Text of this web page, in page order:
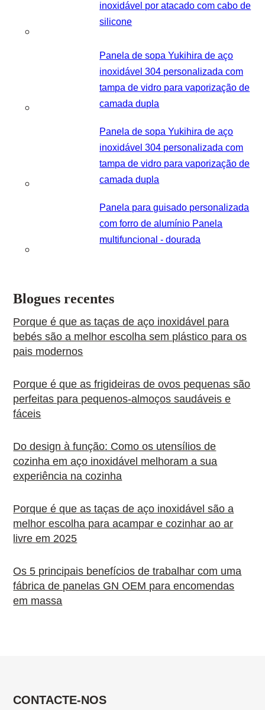
inoxidável por atacado com cabo de
silicone
Panela de sopa Yukihira de aço
inoxidável 304 personalizada com
tampa de vidro para vaporização de
camada dupla
Panela de sopa Yukihira de aço
inoxidável 304 personalizada com
tampa de vidro para vaporização de
camada dupla
Panela para guisado personalizada
com forro de alumínio Panela
multifuncional - dourada
Blogues recentes
Porque é que as taças de aço inoxidável para
bebés são a melhor escolha sem plástico para os
pais modernos
Porque é que as frigideiras de ovos pequenas são
perfeitas para pequenos-almoços saudáveis e
fáceis
Do design à função: Como os utensílios de
cozinha em aço inoxidável melhoram a sua
experiência na cozinha
Porque é que as taças de aço inoxidável são a
melhor escolha para acampar e cozinhar ao ar
livre em 2025
Os 5 principais benefícios de trabalhar com uma
fábrica de panelas GN OEM para encomendas
em massa
CONTACTE-NOS